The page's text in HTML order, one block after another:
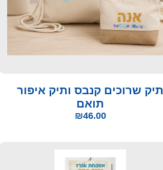
תיק שרוכים קנבס ותיק איפור
תואם
₪46.00